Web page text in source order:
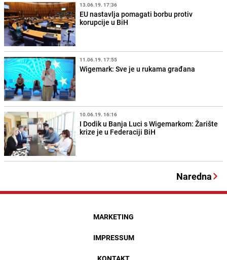
13.06.19. 17:36
EU nastavlja pomagati borbu protiv
korupcije u BiH
11.06.19. 17:55
Wigemark: Sve je u rukama građana
10.06.19. 16:16
I Dodik u Banja Luci s Wigemarkom: Žarište
krize je u Federaciji BiH
Naredna
MARKETING
IMPRESSUM